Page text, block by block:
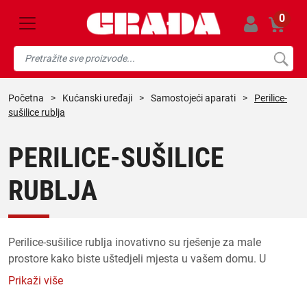
0
početna > kućanski uređaji > samostojeći aparati >
Perilice-
sušilice rublja
PERILICE-SUŠILICE
RUBLJA
Perilice-sušilice rublja inovativno su rješenje za male
prostore kako biste uštedjeli mjesta u vašem domu. U
svakom kućanstvu perilica je neophodna, ali i sušilica je
Prikaži više